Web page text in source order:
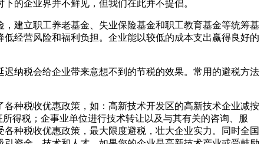
的企业界并不鲜见，但我们在此并不提倡。
建立职工养老基金、失业保险基金和职工教育基金等统筹基
经营风险和福利负担。企业能以较低的成本支出赢得良好的
纳税会给企业带来意想不到的节税的效果。常用的避税方法
种税收优惠政策，如：高新技术开发区的高新技术企业减按
得税；企事业单位进行技术转让以及与其有关的咨询、服
种税收优惠政策，最大限度避税，壮大企业实力。同时全国